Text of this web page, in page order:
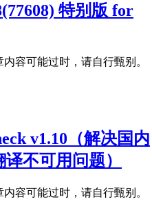
特别版 for
容可能过时，请自行甄别。
v1.10（解决国内
不可用问题）
容可能过时，请自行甄别。